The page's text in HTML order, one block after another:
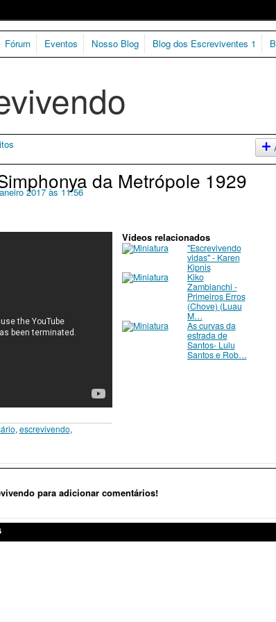
Fórum Eventos Nosso Blog Blog dos Escreviventes 1
da Metrópole 1929
2017 às 11:56
, escrevivendo,
Vídeos relacionados
"Escrevivendo
vidas" - Karen
Kipnis
Kiko
Zambianchi -
Primeiros Erros
(Chove) (Luau
M…
As curvas da
estrada de
Santos- Lulu
Santos e Rob…
para adicionar comentários!